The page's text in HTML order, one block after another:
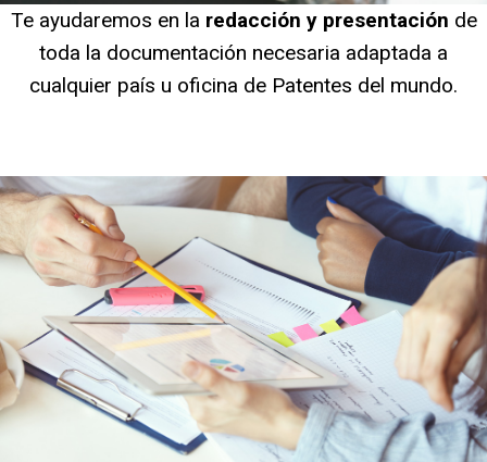
Te ayudaremos en la redacción y presentación de
toda la documentación necesaria adaptada a
cualquier país u oficina de Patentes del mundo.